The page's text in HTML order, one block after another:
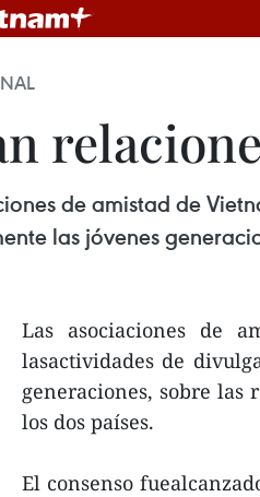
de amistad de
las jóvenes
Las asociaciones de
lasactividades de
generaciones, sobre las
los dos países.
El consenso